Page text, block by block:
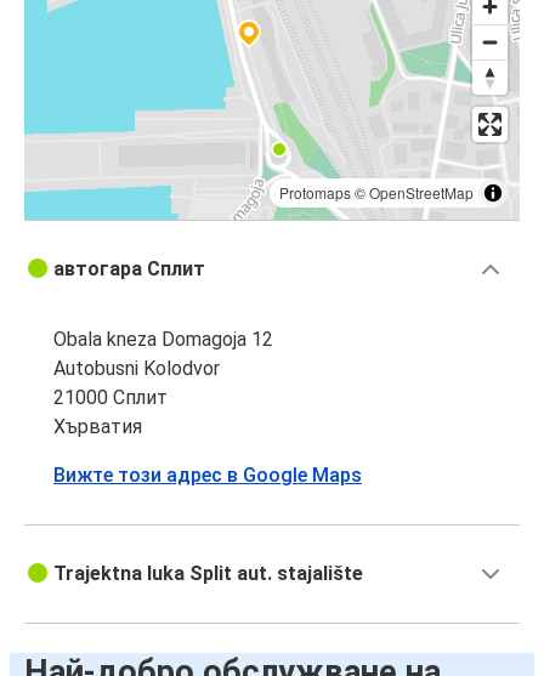
Protomaps©OpenStreetMap
автогара Сплит
Obala kneza Domagoja 12
Autobusni Kolodvor
21000 Сплит
Хърватия
Вижте този адрес в Google Maps
Trajektna luka Split aut. stajalište